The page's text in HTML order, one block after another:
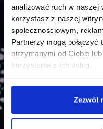
analizować ruch w naszej
korzystasz z naszej
społecznościowym,
Partnerzy mogą
otrzymanymi od Ciebie
korzystania z ich usług.
Zezwól
Bezpieczeństwo